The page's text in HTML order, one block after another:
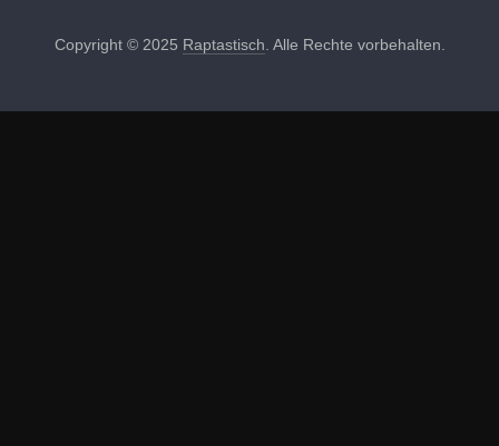
Copyright © 2025 Raptastisch . Alle Rechte vorbehalten.